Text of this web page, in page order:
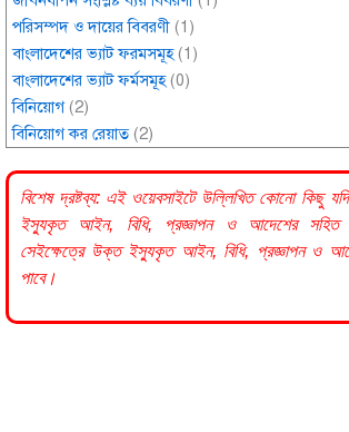
পরিসম্পদ ও দায়ের বিবরণী (1)
বাংলাদেশের ভ্যাট ফরমসমূহ(1)
বাংলাদেশের ভ্যাট ফর্মসমূহ(0)
বিনিয়োগ(2)
বিনিয়োগ কর রেয়াত(2)
বিশেষ দ্রষ্টব্য: এই ওয়েবসাইটে উল্লিখিত কোনো কিছু
ইস্যুকৃত আইন, বিধি, প্রজ্ঞাপন ও আদেশের সহিত
সেইক্ষেত্রে উক্ত ইস্যুকৃত আইন, বিধি, প্রজ্ঞাপন ও
পাবে।